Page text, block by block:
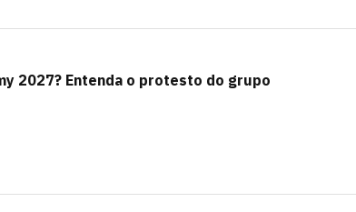
2027? Entenda o protesto do grupo